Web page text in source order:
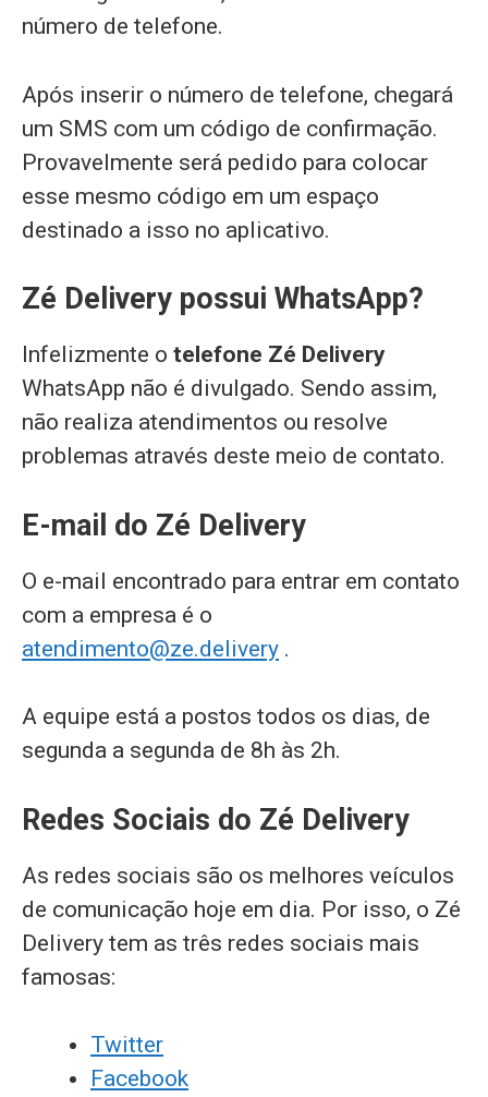
número de telefone.
Após inserir o número de telefone, chegará
um SMS com um código de confirmação.
Provavelmente será pedido para colocar
esse mesmo código em um espaço
destinado a isso no aplicativo.
Zé Delivery possui WhatsApp?
Infelizmente o telefone Zé Delivery
WhatsApp não é divulgado. Sendo assim,
não realiza atendimentos ou resolve
problemas através deste meio de contato.
E-mail do Zé Delivery
O e-mail encontrado para entrar em contato
com a empresa é o
atendimento@ze.delivery .
A equipe está a postos todos os dias, de
segunda a segunda de 8h às 2h.
Redes Sociais do Zé Delivery
As redes sociais são os melhores veículos
de comunicação hoje em dia. Por isso, o Zé
Delivery tem as três redes sociais mais
famosas:
Twitter
Facebook